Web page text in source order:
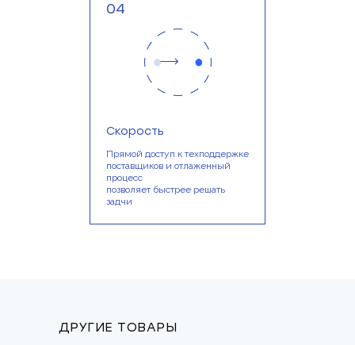
04
Скорость
Прямой доступ к техподдержке
поставщиков и отлаженный
процесс
позволяет быстрее решать
задчи
ДРУГИЕ ТОВАРЫ